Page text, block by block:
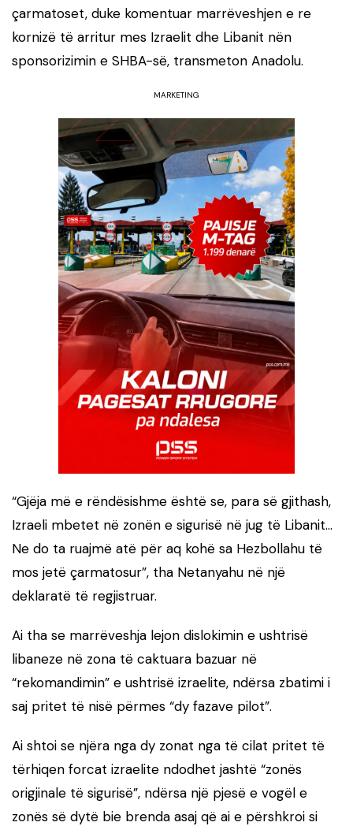
çarmatoset, duke komentuar marrëveshjen e re
kornizë të arritur mes Izraelit dhe Libanit nën
sponsorizimin e SHBA-së, transmeton Anadolu.
MARKETING
“Gjëja më e rëndësishme është se, para së gjithash,
Izraeli mbetet në zonën e sigurisë në jug të Libanit…
Ne do ta ruajmë atë për aq kohë sa Hezbollahu të
mos jetë çarmatosur”, tha Netanyahu në një
deklaratë të regjistruar.
Ai tha se marrëveshja lejon dislokimin e ushtrisë
libaneze në zona të caktuara bazuar në
“rekomandimin” e ushtrisë izraelite, ndërsa zbatimi i
saj pritet të nisë përmes “dy fazave pilot”.
Ai shtoi se njëra nga dy zonat nga të cilat pritet të
tërhiqen forcat izraelite ndodhet jashtë “zonës
origjinale të sigurisë”, ndërsa një pjesë e vogël e
zonës së dytë bie brenda asaj që ai e përshkroi si